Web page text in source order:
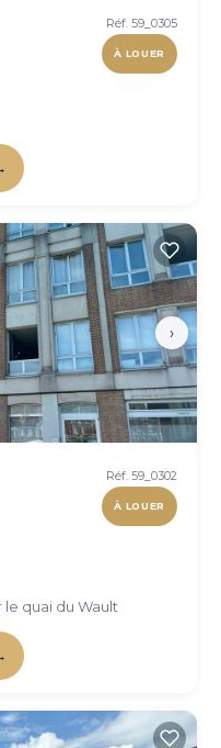
Réf. 59_0305
À LOUER
›
Réf. 59_0302
À LOUER
quai du Wault